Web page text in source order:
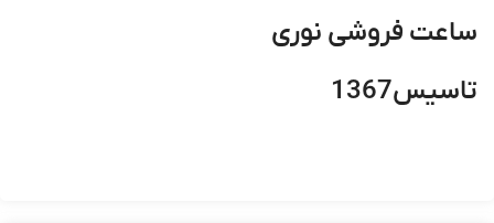
ساعت فروشی نوری
تاسیس1367